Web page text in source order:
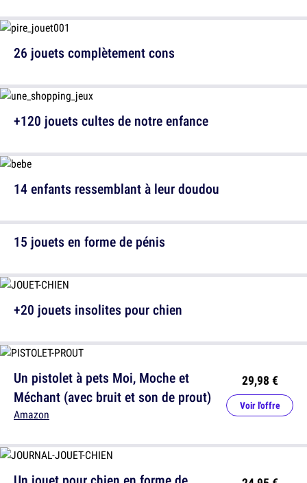
26 jouets complètement cons
14 enfants ressemblant à leur doudou
+20 jouets insolites pour chien
+120 jouets cultes de notre enfance
15 jouets en forme de pénis
Un pistolet à pets Moi, Moche et
Méchant (avec bruit et son de prout)
Amazon
29,98 €
Voir l'offre